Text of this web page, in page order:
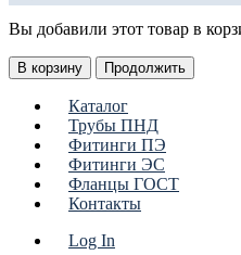
Вы добавили этот товар в
В корзину Продолжить
Каталог
Трубы ПНД
Фитинги ПЭ
Фитинги ЭС
Фланцы ГОСТ
Контакты
Log In